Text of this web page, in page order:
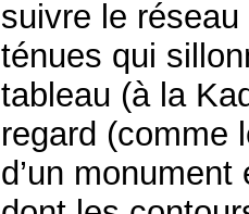
suivre le
ténues qui
tableau (à la
regard (comme
d’un